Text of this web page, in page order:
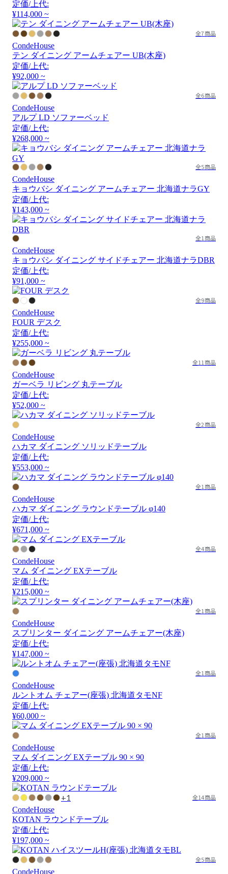
定価/上代:
¥114,000 ~
全7商品
CondeHouse
テン ダイニング アームチェアー UB(木座)
定価/上代:
¥92,000 ~
全6商品
CondeHouse
アルプ LD ソファーベッド
定価/上代:
¥268,000 ~
全5商品
CondeHouse
キョウバシ ダイニング アームチェアー 北海道ナラGY
定価/上代:
¥143,000 ~
全1商品
CondeHouse
キョウバシ ダイニング サイドチェアー 北海道ナラDBR
定価/上代:
¥91,000 ~
全9商品
CondeHouse
FOUR デスク
定価/上代:
¥255,000 ~
全11商品
CondeHouse
ガーベラ リビング 丸テーブル
定価/上代:
¥52,000 ~
全2商品
CondeHouse
ハカマ ダイニング ソリッドテーブル
定価/上代:
¥553,000 ~
全1商品
CondeHouse
ハカマ ダイニング ラウンドテーブル φ140
定価/上代:
¥671,000 ~
全4商品
CondeHouse
マム ダイニング EXテーブル
定価/上代:
¥215,000 ~
全1商品
CondeHouse
スプリンター ダイニング アームチェアー(木座)
定価/上代:
¥147,000 ~
全1商品
CondeHouse
ルントオム チェアー(座張) 北海道タモNF
定価/上代:
¥60,000 ~
全1商品
CondeHouse
マム ダイニング EXテーブル 90 × 90
定価/上代:
¥209,000 ~
+1 全14商品
CondeHouse
KOTAN ラウンドテーブル
定価/上代:
¥197,000 ~
全5商品
CondeHouse